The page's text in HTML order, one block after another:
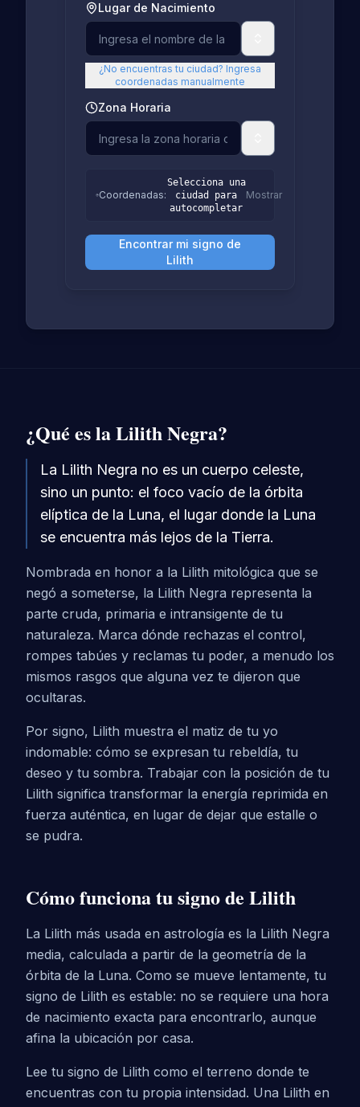
Lugar de Nacimiento
¿No encuentras tu ciudad? Ingresa
coordenadas manualmente
Zona Horaria
Coordenadas:
Selecciona una
ciudad para
autocompletar
Mostrar
Encontrar mi signo de
Lilith
¿Qué es la Lilith Negra?
La Lilith Negra no es un cuerpo celeste,
sino un punto: el foco vacío de la órbita
elíptica de la Luna, el lugar donde la Luna
se encuentra más lejos de la Tierra.
Nombrada en honor a la Lilith mitológica que se
negó a someterse, la Lilith Negra representa la
parte cruda, primaria e intransigente de tu
naturaleza. Marca dónde rechazas el control,
rompes tabúes y reclamas tu poder, a menudo los
mismos rasgos que alguna vez te dijeron que
ocultaras.
Por signo, Lilith muestra el matiz de tu yo
indomable: cómo se expresan tu rebeldía, tu
deseo y tu sombra. Trabajar con la posición de tu
Lilith significa transformar la energía reprimida en
fuerza auténtica, en lugar de dejar que estalle o
se pudra.
Cómo funciona tu signo de Lilith
La Lilith más usada en astrología es la Lilith Negra
media, calculada a partir de la geometría de la
órbita de la Luna. Como se mueve lentamente, tu
signo de Lilith es estable: no se requiere una hora
de nacimiento exacta para encontrarlo, aunque
afina la ubicación por casa.
Lee tu signo de Lilith como el terreno donde te
encuentras con tu propia intensidad. Una Lilith en